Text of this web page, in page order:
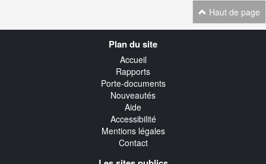
Haut de page
Plan du site
Accueil
Rapports
Porte-documents
Nouveautés
Aide
Accessibilité
Mentions légales
Contact